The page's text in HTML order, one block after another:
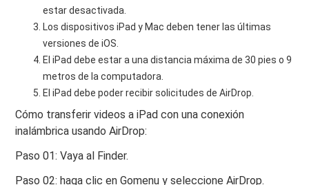
estar desactivada.
Los dispositivos iPad y Mac deben tener las últimas
versiones de iOS.
El iPad debe estar a una distancia máxima de 30 pies o 9
metros de la computadora.
El iPad debe poder recibir solicitudes de AirDrop.
Cómo transferir videos a iPad con una conexión
inalámbrica usando AirDrop:
Paso 01: Vaya al Finder.
Paso 02: haga clic en Gomenu y seleccione AirDrop.